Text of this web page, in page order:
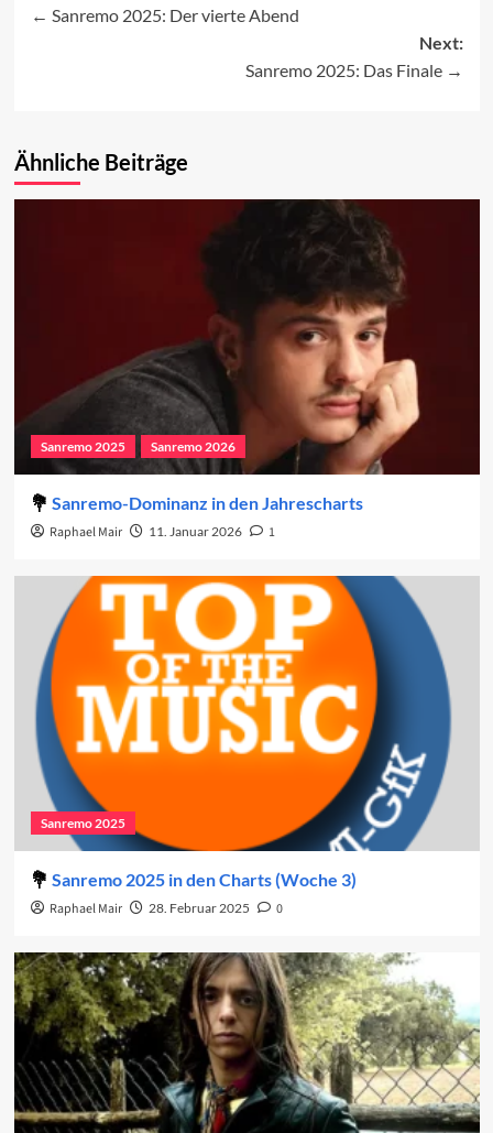
Post
Sanremo 2025: Der vierte Abend
Next:
Sanremo 2025: Das Finale
Ähnliche Beiträge
Sanremo 2025 Sanremo 2026
Sanremo-Dominanz in den Jahrescharts
Raphael Mair 11. Januar 2026 1
Sanremo 2025
Sanremo 2025 in den Charts (Woche 3)
Raphael Mair 28. Februar 2025 0